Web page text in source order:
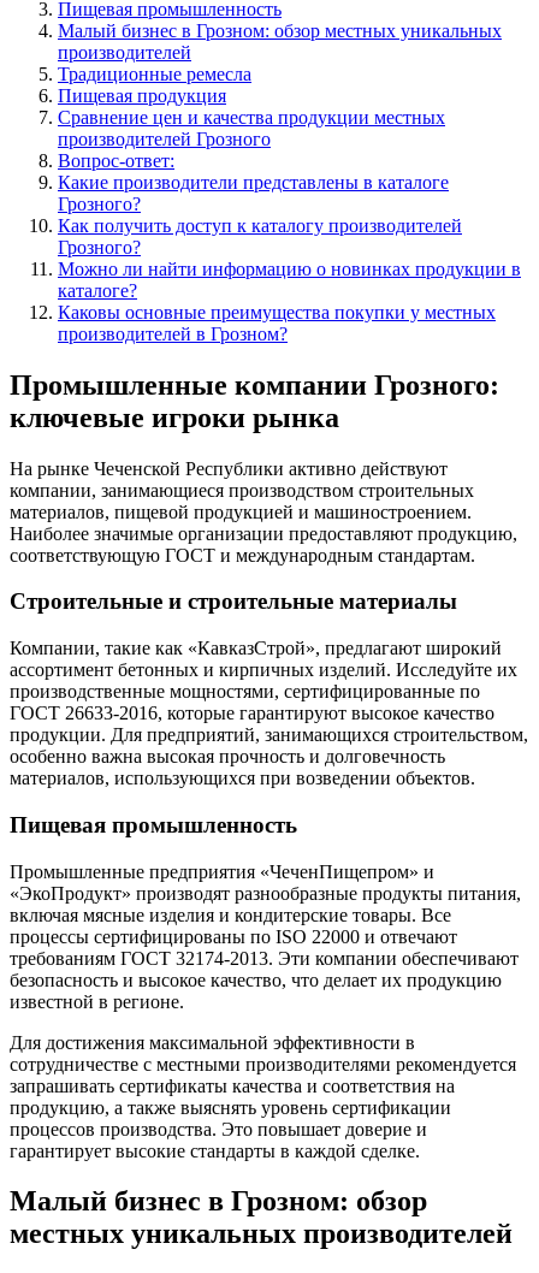
Пищевая промышленность
Малый бизнес в Грозном: обзор местных уникальных
производителей
Традиционные ремесла
Пищевая продукция
Сравнение цен и качества продукции местных
производителей Грозного
Вопрос-ответ:
Какие производители представлены в каталоге
Грозного?
Как получить доступ к каталогу производителей
Грозного?
Можно ли найти информацию о новинках продукции в
каталоге?
Каковы основные преимущества покупки у местных
производителей в Грозном?
Промышленные компании Грозного:
ключевые игроки рынка
На рынке Чеченской Республики активно действуют
компании, занимающиеся производством строительных
материалов, пищевой продукцией и машиностроением.
Наиболее значимые организации предоставляют продукцию,
соответствующую ГОСТ и международным стандартам.
Строительные и строительные материалы
Компании, такие как «КавказСтрой», предлагают широкий
ассортимент бетонных и кирпичных изделий. Исследуйте их
производственные мощностями, сертифицированные по
ГОСТ 26633-2016, которые гарантируют высокое качество
продукции. Для предприятий, занимающихся строительством,
особенно важна высокая прочность и долговечность
материалов, использующихся при возведении объектов.
Пищевая промышленность
Промышленные предприятия «ЧеченПищепром» и
«ЭкоПродукт» производят разнообразные продукты питания,
включая мясные изделия и кондитерские товары. Все
процессы сертифицированы по ISO 22000 и отвечают
требованиям ГОСТ 32174-2013. Эти компании обеспечивают
безопасность и высокое качество, что делает их продукцию
известной в регионе.
Для достижения максимальной эффективности в
сотрудничестве с местными производителями рекомендуется
запрашивать сертификаты качества и соответствия на
продукцию, а также выяснять уровень сертификации
процессов производства. Это повышает доверие и
гарантирует высокие стандарты в каждой сделке.
Малый бизнес в Грозном: обзор
местных уникальных производителей